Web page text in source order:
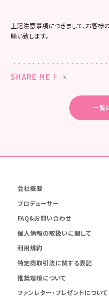
上記注意事項につきまして､お客様
願い致します。
SHARE ME !
一覧
会社概要
プロデューサー
FAQ&お問い合わせ
個人情報の取扱いに関して
利用規約
特定商取引法に関する表記
推奨環境について
ファンレター・プレゼントについて